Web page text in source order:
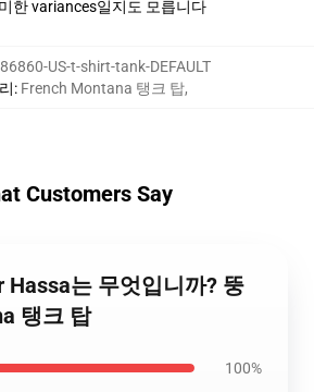
한 variances일지도 모릅니다
US-t-shirt-tank-DEFAULT
: French Montana 탱크 탑,
Customers Say
Hassa는 무엇입니까? 뚱
탱크 탑
100%